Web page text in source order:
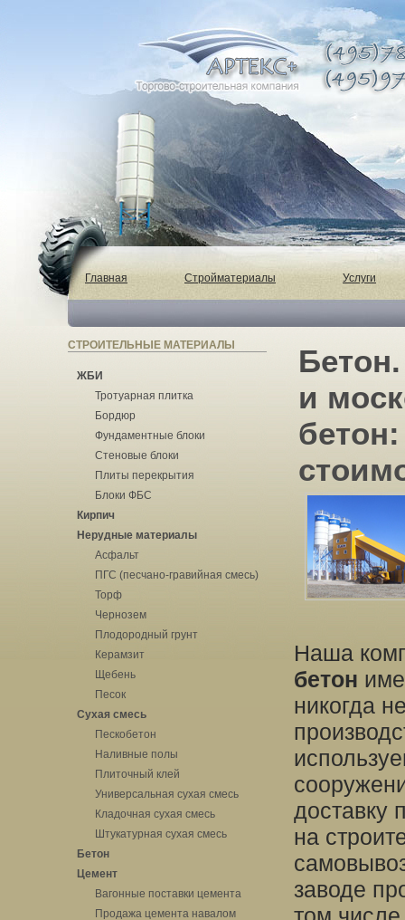
Главная Стройматериалы Услуги
СТРОИТЕЛЬНЫЕ МАТЕРИАЛЫ
ЖБИ
Тротуарная плитка
Бордюр
Фундаментные блоки
Стеновые блоки
Плиты перекрытия
Блоки ФБС
Кирпич
Нерудные материалы
Асфальт
ПГС (песчано-гравийная смесь)
Торф
Чернозем
Плодородный грунт
Керамзит
Щебень
Песок
Сухая смесь
Пескобетон
Наливные полы
Плиточный клей
Универсальная сухая смесь
Кладочная сухая смесь
Штукатурная сухая смесь
Бетон
Цемент
Вагонные поставки цемента
Продажа цемента навалом
и
Наша
бетон
никогда
доставку
на
заводе